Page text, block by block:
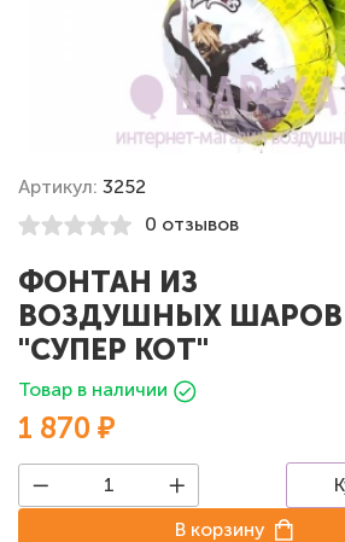
Артикул: 3252
0 отзывов
ФОНТАН ИЗ
ВОЗДУШНЫХ ШАРОВ
"СУПЕР КОТ"
Товар в наличии
1 870 ₽
В корзину